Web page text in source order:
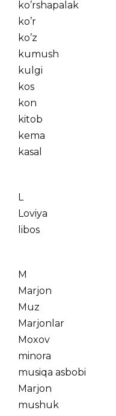
ko’rshapalak
ko’r
ko’z
kumush
kulgi
kos
kon
kitob
kema
kasal
L
Loviya
libos
M
Marjon
Muz
Marjonlar
Moxov
minora
musiqa asbobi
Marjon
mushuk